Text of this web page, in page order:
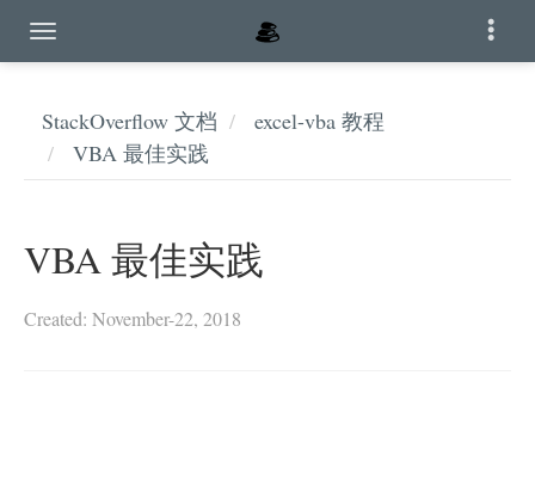
StackOverflow 文档
excel-vba 教程
VBA 最佳实践
VBA 最佳实践
Created: November-22, 2018